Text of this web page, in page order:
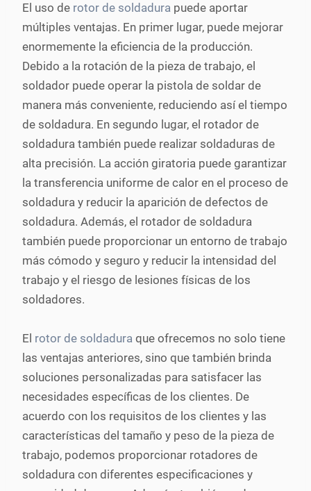
El uso de rotor de soldadura puede aportar
múltiples ventajas. En primer lugar, puede mejorar
enormemente la eficiencia de la producción.
Debido a la rotación de la pieza de trabajo, el
soldador puede operar la pistola de soldar de
manera más conveniente, reduciendo así el tiempo
de soldadura. En segundo lugar, el rotador de
soldadura también puede realizar soldaduras de
alta precisión. La acción giratoria puede garantizar
la transferencia uniforme de calor en el proceso de
soldadura y reducir la aparición de defectos de
soldadura. Además, el rotador de soldadura
también puede proporcionar un entorno de trabajo
más cómodo y seguro y reducir la intensidad del
trabajo y el riesgo de lesiones físicas de los
soldadores.
El rotor de soldadura que ofrecemos no solo tiene
las ventajas anteriores, sino que también brinda
soluciones personalizadas para satisfacer las
necesidades específicas de los clientes. De
acuerdo con los requisitos de los clientes y las
características del tamaño y peso de la pieza de
trabajo, podemos proporcionar rotadores de
soldadura con diferentes especificaciones y